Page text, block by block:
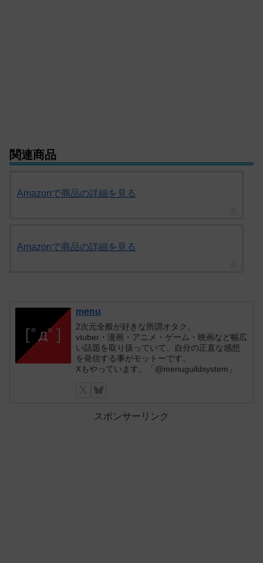
関連商品
Amazonで商品の詳細を見る
Amazonで商品の詳細を見る
menu
2次元全般が好きな所謂オタク。
vtuber・漫画・アニメ・ゲーム・映画など幅広
い話題を取り扱っていて、自分の正直な感想
を発信する事がモットーです。
Xもやっています。「@menuguildsystem」
スポンサーリンク